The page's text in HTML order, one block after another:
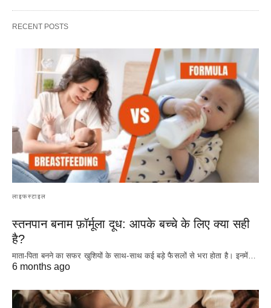
RECENT POSTS
लाइफस्टाइल
स्तनपान बनाम फ़ॉर्मूला दूध: आपके बच्चे के लिए क्या सही
है?
माता-पिता बनने का सफर खुशियों के साथ-साथ कई बड़े फैसलों से भरा होता है। इनमें…
6 months ago